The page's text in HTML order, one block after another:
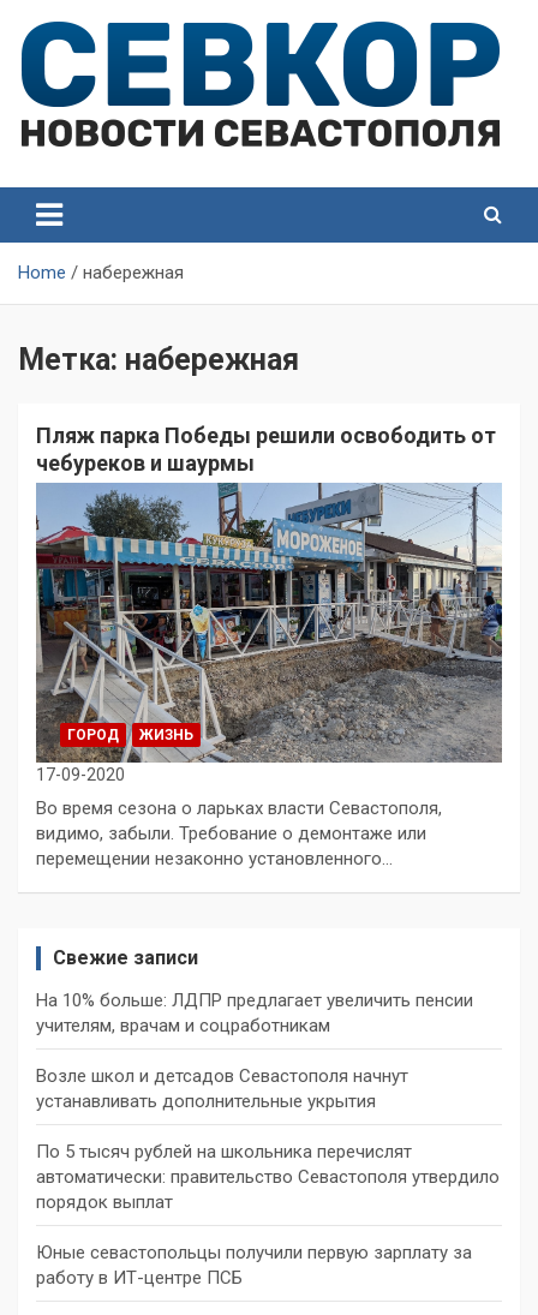
content
Севастополя
Севастополя
Home набережная
Метка: набережная
Пляж парка Победы решили освободить от
чебуреков и шаурмы
ГОРОД ЖИЗНЬ
17-09-2020
Во время сезона о ларьках власти Севастополя,
видимо, забыли. Требование о демонтаже или
перемещении незаконно установленного…
Свежие записи
На 10% больше: ЛДПР предлагает увеличить пенсии
учителям, врачам и соцработникам
Возле школ и детсадов Севастополя начнут
устанавливать дополнительные укрытия
По 5 тысяч рублей на школьника перечислят
автоматически: правительство Севастополя утвердило
порядок выплат
Юные севастопольцы получили первую зарплату за
работу в ИТ-центре ПСБ